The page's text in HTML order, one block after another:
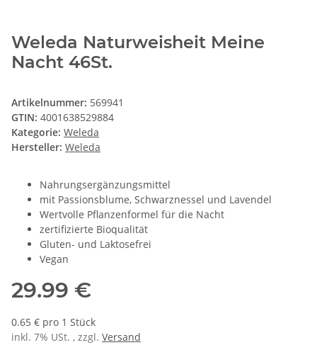
Weleda Naturweisheit Meine
Nacht 46St.
Artikelnummer: 569941
GTIN: 4001638529884
Kategorie: Weleda
Hersteller: Weleda
Nahrungsergänzungsmittel
mit Passionsblume, Schwarznessel und Lavendel
Wertvolle Pflanzenformel für die Nacht
zertifizierte Bioqualität
Gluten- und Laktosefrei
Vegan
29.99 €
0.65 € pro 1 Stück
inkl. 7% USt. , zzgl. Versand